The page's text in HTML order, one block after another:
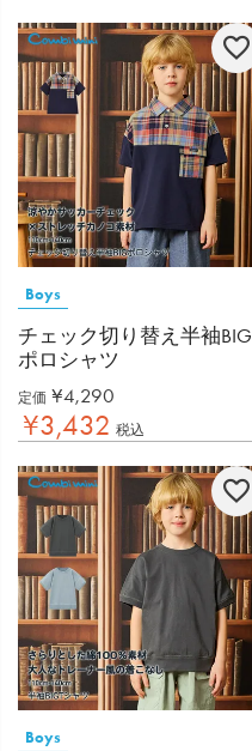
Boys
チェック切り替え半袖BIG
ポロシャツ
定価 ¥4,290
¥3,432 税込
Boys